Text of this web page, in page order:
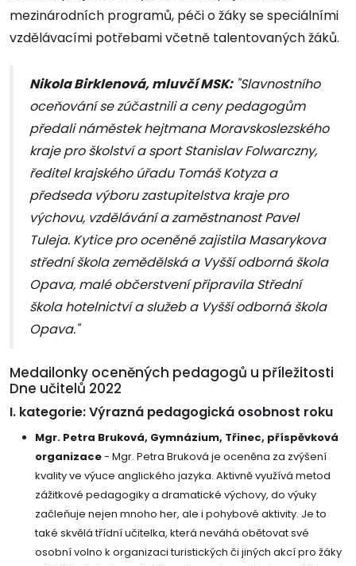
mezinárodních programů, péči o žáky se speciálními
vzdělávacími potřebami včetně talentovaných žáků.
Nikola Birklenová, mluvčí MSK:"Slavnostního
oceňování se zúčastnili a ceny pedagogům
předali náměstek hejtmana Moravskoslezského
kraje pro školství a sport Stanislav Folwarczny,
ředitel krajského úřadu Tomáš Kotyza a
předseda výboru zastupitelstva kraje pro
výchovu, vzdělávání a zaměstnanost Pavel
Tuleja. Kytice pro oceněné zajistila Masarykova
střední škola zemědělská a Vyšší odborná škola
Opava, malé občerstvení připravila Střední
škola hotelnictví a služeb a Vyšší odborná škola
Opava."
Medailonky oceněných pedagogů u příležitosti
Dne učitelů 2022
I. kategorie: Výrazná pedagogická osobnost roku
Mgr. Petra Bruková, Gymnázium, Třinec, příspěvková
organizace- Mgr. Petra Bruková je oceněna za zvýšení
kvality ve výuce anglického jazyka. Aktivně využívá metod
zážitkové pedagogiky a dramatické výchovy, do výuky
začleňuje nejen mnoho her, ale i pohybové aktivity. Je to
také skvělá třídní učitelka, která neváhá obětovat své
osobní volno k organizaci turistických či jiných akcí pro žáky